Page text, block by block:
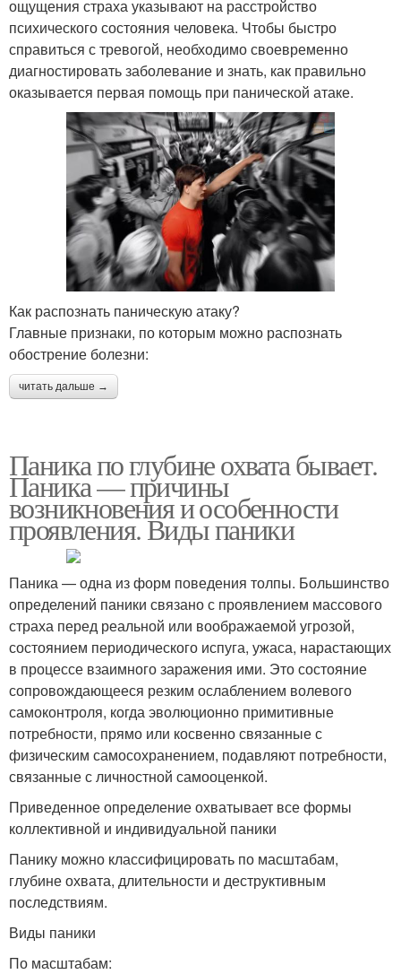
ощущения страха указывают на расстройство
психического состояния человека. Чтобы быстро
справиться с тревогой, необходимо своевременно
диагностировать заболевание и знать, как правильно
оказывается первая помощь при панической атаке.
Как распознать паническую атаку?
Главные признаки, по которым можно распознать
обострение болезни:
читать дальше →
Паника по глубине охвата бывает.
Паника — причины
возникновения и особенности
проявления. Виды паники
Паника — одна из форм поведения толпы. Большинство
определений паники связано с проявлением массового
страха перед реальной или воображаемой угрозой,
состоянием периодического испуга, ужаса, нарастающих
в процессе взаимного заражения ими. Это состояние
сопровождающееся резким ослаблением волевого
самоконтроля, когда эволюционно примитивные
потребности, прямо или косвенно связанные с
физическим самосохранением, подавляют потребности,
связанные с личностной самооценкой.
Приведенное определение охватывает все формы
коллективной и индивидуальной паники
Панику можно классифицировать по масштабам,
глубине охвата, длительности и деструктивным
последствиям.
Виды паники
По масштабам: